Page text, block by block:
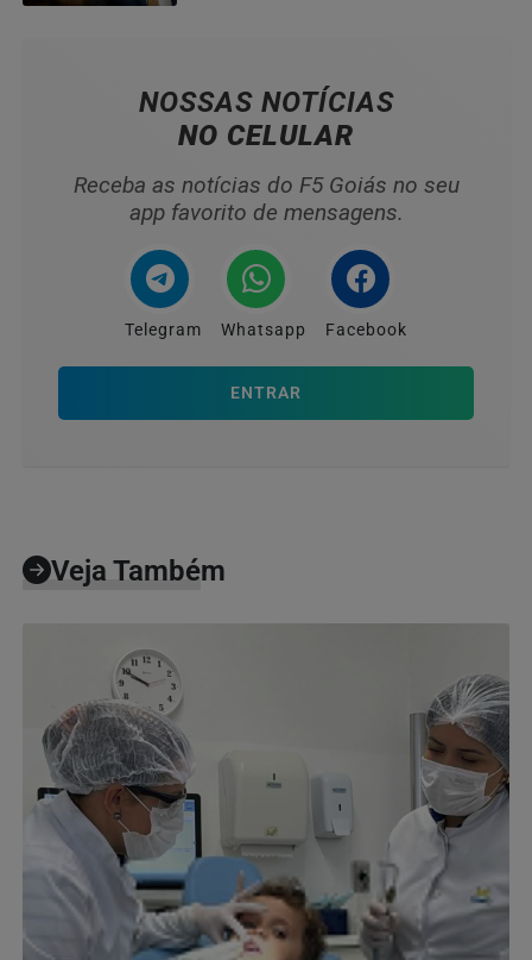
NOSSAS NOTÍCIAS
NO CELULAR
Receba as notícias do F5 Goiás no seu
app favorito de mensagens.
Telegram Whatsapp Facebook
ENTRAR
Veja Também